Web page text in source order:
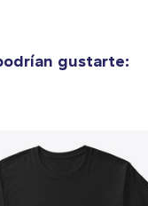
gustarte: